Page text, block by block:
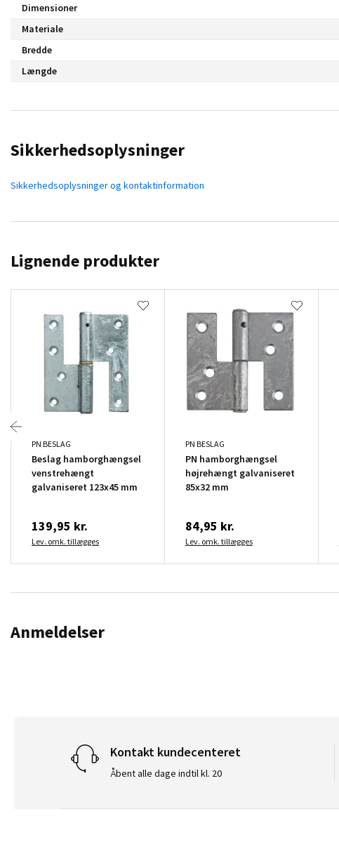
Dimensioner
Materiale
Bredde
Længde
Sikkerhedsoplysninger
Sikkerhedsoplysninger og kontaktinformation
Lignende produkter
PN BESLAG
Beslag hamborghængsel
venstrehængt
galvaniseret 123x45 mm
139,95 kr.
Lev. omk. tillægges
PN BESLAG
PN hamborghængsel
højrehængt galvaniseret
85x32 mm
84,95 kr.
Lev. omk. tillægges
Anmeldelser
Kontakt kundecenteret
Åbent alle dage indtil kl. 20